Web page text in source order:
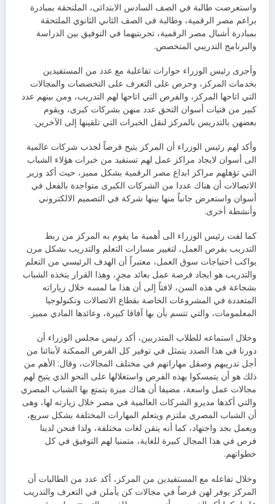
واستعرضت طالبة في الصف السادس الابتدائى، الملتحقة بمبادرة
براعم مصر الرقمية، وطالبة فى الصف الثاني الثانوي الملتحقة
بمبادرة أشبال مصر الرقمية، تجربتيهما في التوفيق بين الدراسة
والبرنامج التدريبي المتخصص.
وأجرى رئيس الوزراء حوارات تفاعلية مع عدد من المستفيدين
بخدمات المركز، وحرص على التعرف على التخصصات والمجالات
التي اتاحها المركز، والفرص التي اتاحها لهم التدريب، ومن بينهم عدد
كبير من فتيات أسوان التحق عدد منهن بشركات كبرى، ويقوم
بعضهن بالتدريس بالمركز لنقل الخبرات التي تلقينها إلى الآخرين.
وأكد لهم رئيس الوزراء أن المركز يتيح فرصاً لجذب شركات عالمية
الى أسوان لايجاد مراكز عمل لهم تستفيد من خبرات هؤلاء الشباب
التي تؤهلهم مراكز ابداع مصر الرقمية بشكل مميز، حيث أكد وزير
الاتصالات أن هناك عددا من الشركات الكبرى متواجدة بالفعل في
أسوان واستعرض جانباً منها بينها شركة في التصميم الالكتروني
وأنشطة أخرى.
كما لفت رئيس الوزراء الى أهمية ما يقوم به المركز من ربط
التدريب بفرص العمل، لتغيير مسارات التعلم والتدريب بشكل مرن
يواكب احتياجات سوق العمل، معتبراً أن الهدف الرئيسي من التعلم
والتدريب هو ايجاد فرصة عمل بعائد مجزٍ، وهذا القرار يتخذه الشباب
بشجاعة في هذه السن، لافتاً إلى أن هذا ما لمسه خلال زياراته
المتعددة في المشروعات الخاصة بقطاع الاتصالات وتكنولوجيا
المعلمومات، والتي تتسم بأن بها آفاقا كبيرة، وعائدها المادي مميز.
وخلال استماعه للطلاب المتدربين، أكد رئيس مجلس الوزراء أن
دورنا في هذا الصدد يتمثل في توفير كل الفرص الممكنة لأبنائنا من
أجل تدريبهم وصقل مهاراتهم في مختلف المجالات، وقال: الأهم من
ذلك هو أن يتمسكوا بهذه الفرص واستغلالها على النحو الذي يتيح لهم
مجالات عمل واسعة، مضيفا أن هناك ميزة يتمتع بها الشباب المصري
والتي أكدها مديرو الشركات العالمية في مصر خلال زيارته لها، وهى
أن الشباب المصري ملتزم ويتعلم المهارات المختلفة بشكل سريع،
ويعمل بجد واجتهاد، كما أنه يتقن لغات مختلفة، ولذا فنحن لدينا
فرص في هذا المجال كبيرة للغاية، متمنيا لهم التوفيق في كل
خطواتهم.
وخلال تفاعله مع المستفيدين من المركز، أكد عدد من الطالبات أن
المركز يوفر لهن فرصاً في مجالات كن يأملن في التعرف والتدريب